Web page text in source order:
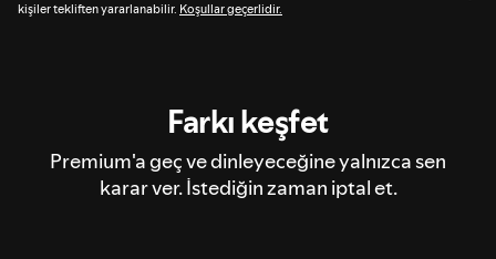
kişiler tekliften yararlanabilir. Koşullar geçerlidir.
Farkı keşfet
Premium'a geç ve dinleyeceğine yalnızca sen
karar ver. İstediğin zaman iptal et.